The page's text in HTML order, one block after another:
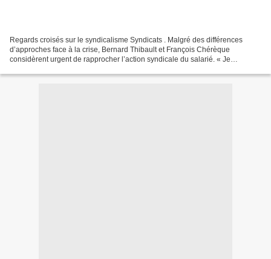
Regards croisés sur le syndicalisme Syndicats . Malgré des différences
d’approches face à la crise, Bernard Thibault et François Chérèque
considèrent urgent de rapprocher l’action syndicale du salarié. « Je